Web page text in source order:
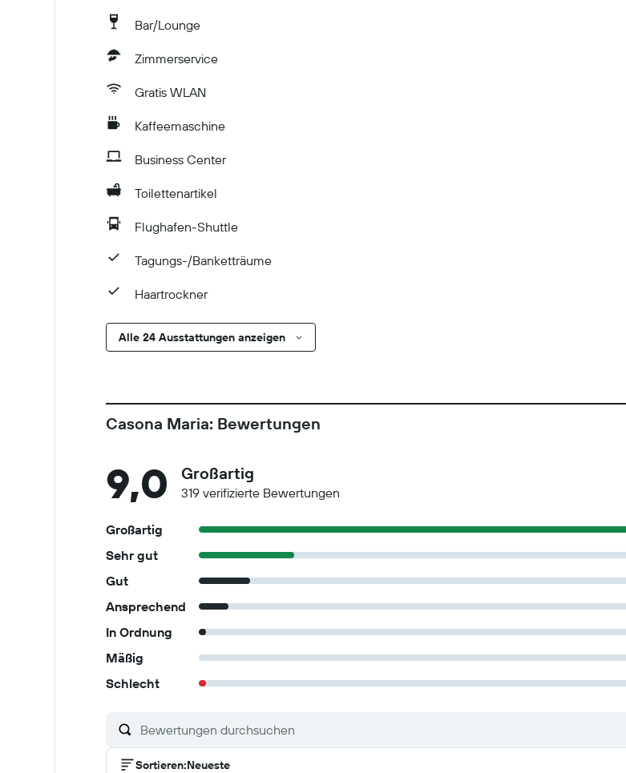
Bar/Lounge
Zimmerservice
Gratis WLAN
Kaffeemaschine
Business Center
Toilettenartikel
Flughafen-Shuttle
Tagungs-/Banketträume
Haartrockner
Alle 24 Ausstattungen anzeigen
Casona Maria: Bewertungen
9,0 Großartig
319 verifizierte Bewertungen
Großartig
Sehr gut
Gut
Ansprechend
In Ordnung
Mäßig
Schlecht
Sortieren:Neueste